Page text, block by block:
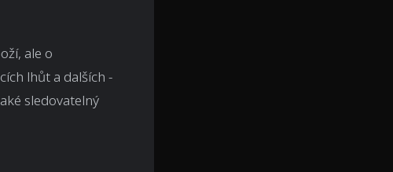
ale o
lhůt a dalších -
sledovatelný